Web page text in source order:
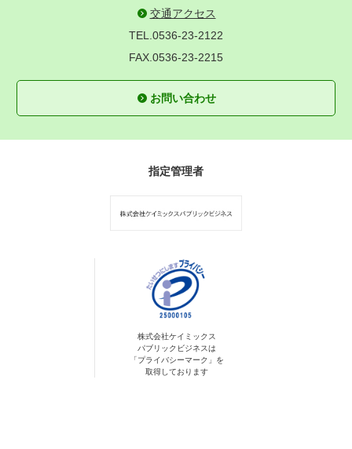
交通アクセス
TEL.0536-23-2122
FAX.0536-23-2215
お問い合わせ
指定管理者
株式会社ケイミックス
パブリックビジネスは
「プライバシーマーク」を
取得しております